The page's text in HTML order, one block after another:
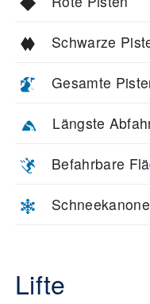
Schwarze
Gesamte
Längste
Befahrbare
Schneekanone
Lifte